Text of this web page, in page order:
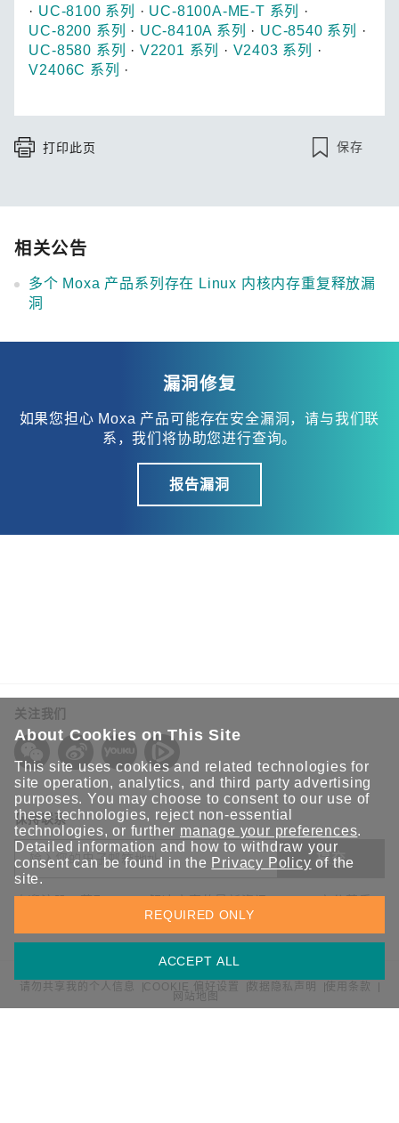
· UC-8100 系列 · UC-8100A-ME-T 系列
·
UC-8200 系列
· UC-8410A 系列 · UC-8540 系列
·
UC-8580 系列
· V2201 系列 · V2403 系列
·
V2406C 系列
·
打印此页 保存
相关公告
多个 Moxa 产品系列存在 Linux 内核内存重复释放漏
洞
漏洞修复
如果您担心 Moxa 产品可能存在安全漏洞，请与我们联
系，我们将协助您进行查询。
报告漏洞
关注我们
保持联系
提交
欢迎注册，获取 Moxa 解决方案的最新资讯。Moxa 充分尊重
您的隐私，绝不会透露您的邮箱信息。
请勿共享我的个人信息 COOKIE 偏好设置 数据隐私声明 使用条款
网站地图
About Cookies on This Site
This site uses cookies and related technologies for
site operation, analytics, and third party advertising
purposes. You may choose to consent to our use of
these technologies, reject non-essential
technologies, or further manage your preferences.
Detailed information and how to withdraw your
consent can be found in the Privacy Policy of the
site.
ACCEPT ALL
REQUIRED ONLY